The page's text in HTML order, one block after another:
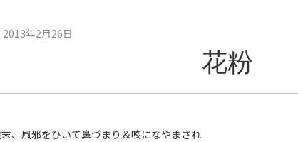
2013年2月26日
花粉
、風邪をひいて鼻づまり＆咳になやまされ